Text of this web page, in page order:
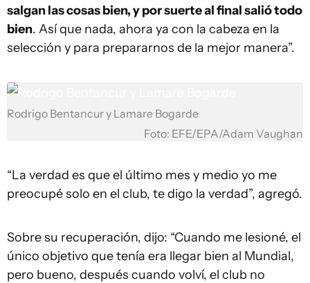
salgan las cosas bien, y por suerte al final salió todo
bien. Así que nada, ahora ya con la cabeza en la
selección y para prepararnos de la mejor manera”.
Rodrigo Bentancur y Lamare Bogarde
Foto: EFE/EPA/Adam Vaughan
“La verdad es que el último mes y medio yo me
preocupé solo en el club, te digo la verdad”, agregó.
Sobre su recuperación, dijo: “Cuando me lesioné, el
único objetivo que tenía era llegar bien al Mundial,
pero bueno, después cuando volví, el club no